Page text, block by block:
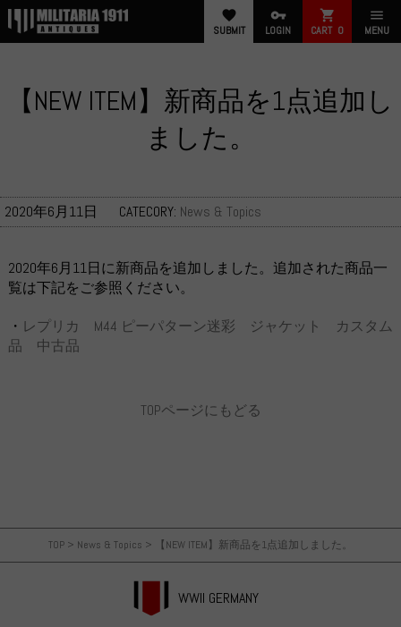
favorite
SUBMIT
vpn_key
LOGIN
shopping_cart
CART 0
menu
MENU
TOP > News & Topics > 【NEW ITEM】新商品を1点追加しました。
WWII GERMANY
【NEW ITEM】新商品を1点追加し
ました。
2020年6月11日 CATECORY: News & Topics
2020年6月11日に新商品を追加しました。追加された商品一
覧は下記をご参照ください。
・ レプリカ M44 ピーパターン迷彩 ジャケット カスタム
品 中古品
TOPページにもどる